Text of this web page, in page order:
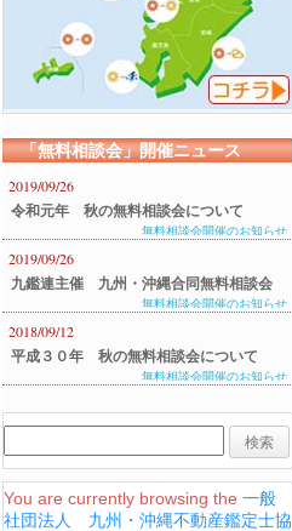
「無料相談会」開催ニュース
2019/09/26
令和元年 秋の無料相談会について
無料相談会開催のお知らせ
2019/09/26
九鑑連主催 九州・沖縄合同無料相談会
のご案内
無料相談会開催のお知らせ
2018/09/12
平成３０年 秋の無料相談会について
無料相談会開催のお知らせ
You are currently browsing the 一般
社団法人 九州・沖縄不動産鑑定士協